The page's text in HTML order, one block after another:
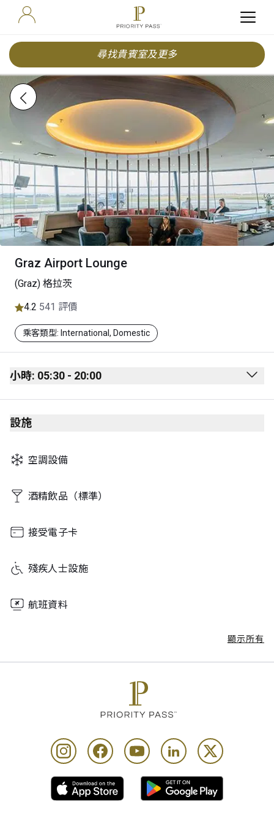
尋找貴賓室及更多
Graz Airport Lounge
(Graz) 格拉茨
4.2 541 評價
乘客類型: International, Domestic
小時: 05:30 - 20:00
Monday 05:30 - 20:00
Tuesday
Thursday
Friday
Sunday
設施
空調設備
酒精飲品（標準）
接受電子卡
殘疾人士設施
航班資料
顯示所有